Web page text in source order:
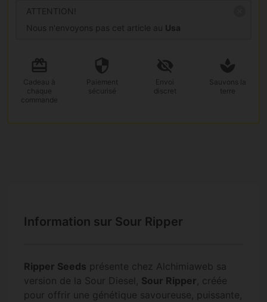
ATTENTION!
Nous n'envoyons pas cet article au Usa
Cadeau à
chaque
commande
Paiement
sécurisé
Envoi
discret
Sauvons la
terre
Information sur Sour Ripper
Ripper Seeds présente chez Alchimiaweb sa
version de la Sour Diesel, Sour Ripper , créée
pour offrir une génétique savoureuse, puissante,